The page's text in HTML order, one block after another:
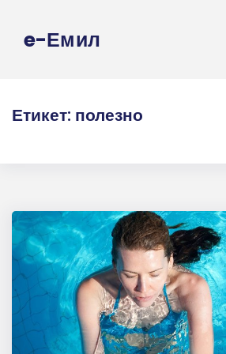
e-Емил
Етикет: полезно